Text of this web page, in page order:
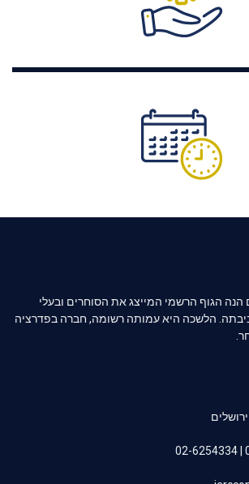
הגוף הרשמי המייצג את הסוחרים ובעלי
הלשכה היא עמותה רשומה, חברה בפדרציה